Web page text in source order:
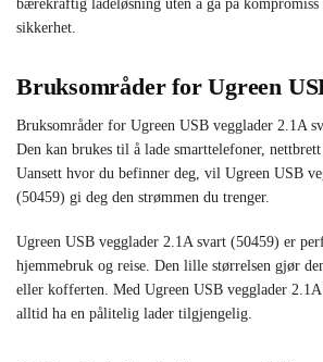
bærekraftig ladeløsning uten å gå på
sikkerhet.
Bruksområder for Ugreen
Bruksområder for Ugreen USB vegglader 2.1A
Den kan brukes til å lade smarttelefoner, nettbrett
Uansett hvor du befinner deg, vil Ugreen USB
(50459) gi deg den strømmen du trenger.
Ugreen USB vegglader 2.1A svart (50459) er
hjemmebruk og reise. Den lille størrelsen gjør
eller kofferten. Med Ugreen USB vegglader
alltid ha en pålitelig lader tilgjengelig.